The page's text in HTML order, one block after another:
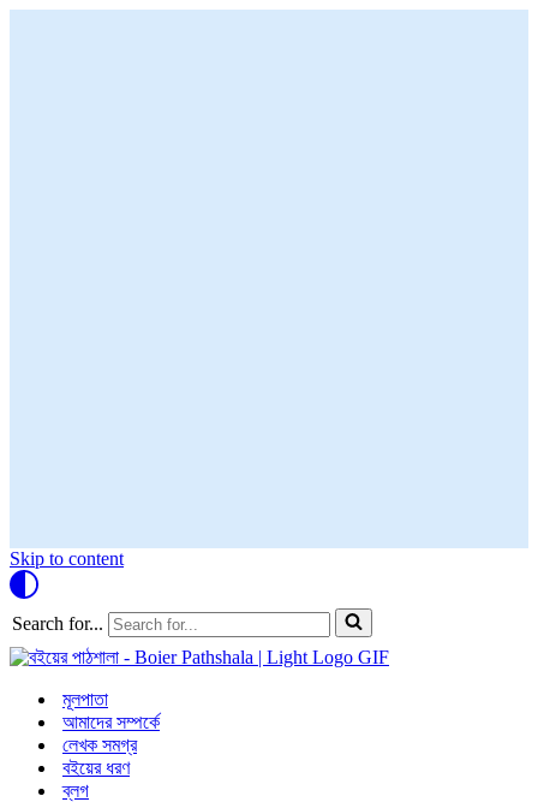
Skip to content
Search for...
মূলপাতা
আমাদের সম্পর্কে
লেখক সমগ্র
বইয়ের ধরণ
ব্লগ